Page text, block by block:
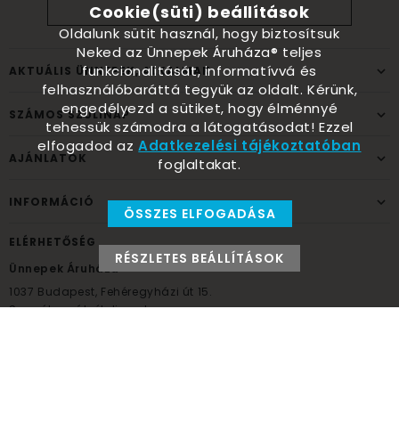
AKTUÁLIS ÜNNEPEK, ALKALMAK
SZÁMOS SZÜLINAP
AJÁNLATOK
INFORMÁCIÓ
ELÉRHETŐSÉG
Ünnepek Áruháza
1037 Budapest, Fehéregyházi út 15.
Személyes átvételi pont
Cookie(süti) beállítások
Oldalunk sütit használ, hogy biztosítsuk
Neked az Ünnepek Áruháza® teljes
funkcionalitását, informatívvá és
felhasználóbaráttá tegyük az oldalt. Kérünk,
engedélyezd a sütiket, hogy élménnyé
tehessük számodra a látogatásodat! Ezzel
elfogadod azAdatkezelési tájékoztatóban
foglaltakat.
ÖSSZES ELFOGADÁSA
RÉSZLETES BEÁLLÍTÁSOK